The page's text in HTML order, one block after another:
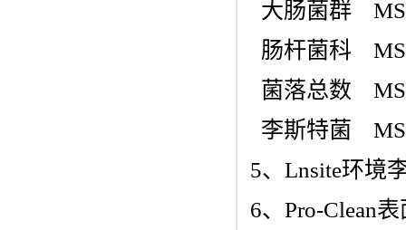
大肠菌群
肠杆菌科
菌落总数
李斯特菌
5、Lnsite环
6、Pro-Clean